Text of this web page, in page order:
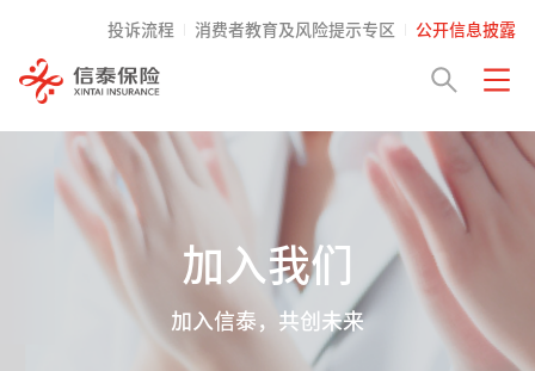
投诉流程 消费者教育及风险提示专区 公开信息披露
加入我们
加入信泰，共创未来